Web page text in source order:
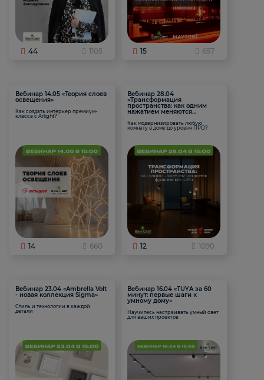
44 1105 15 657
Вебинар 14.05 «Теория слоев
освещения»
Как создать интерьер премиум-
класса с Arlight?
14 660
Вебинар 28.04
«Трансформация
пространства: как одним
нажатием меняются
Как модернизировать любую
комнату в доме до уровня ПРО?
12 1090
Вебинар 23.04 «Ambrella Volt
- новая коллекция Sigma»
Стиль и технологии в каждой
детали
Вебинар 16.04 «TUYA за 60
минут: первые шаги к
умному дому»
Научитесь настраивать умный свет
для ваших проектов